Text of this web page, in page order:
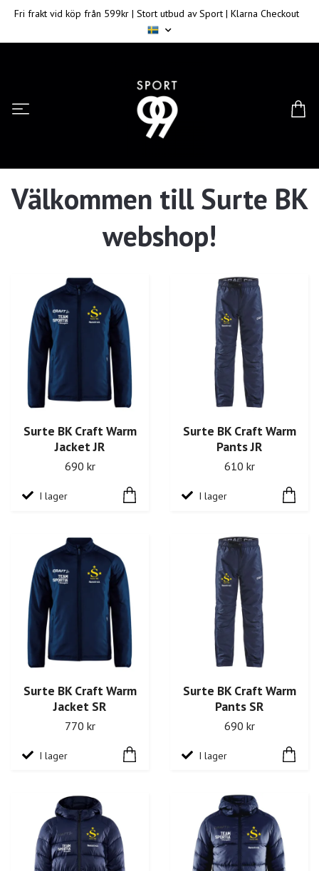
Fri frakt vid köp från 599kr | Stort utbud av Sport | Klarna Checkout
Välkommen till Surte BK
webshop!
Surte BK Craft Warm
Jacket JR
690 kr
I lager
Surte BK Craft Warm
Pants JR
610 kr
I lager
Surte BK Craft Warm
Jacket SR
770 kr
I lager
Surte BK Craft Warm
Pants SR
690 kr
I lager